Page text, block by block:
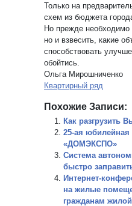
Только на
схем из бюджета
Но прежде необходимо
но и взвесить, какие
способствовать
обойтись.
Ольга Мирошниченко
Квартирный ряд
Похожие Записи:
Как разгрузить
25-ая
«ДОМЭКСПО»
Система
быстро
Интернет-
на жилые
гражданам